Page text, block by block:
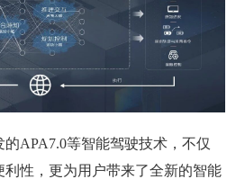
APA7.0等智能驾驶技术，不仅
性，更为用户带来了全新的智能